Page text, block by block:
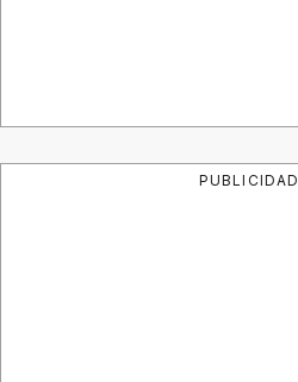
PUBLICIDAD